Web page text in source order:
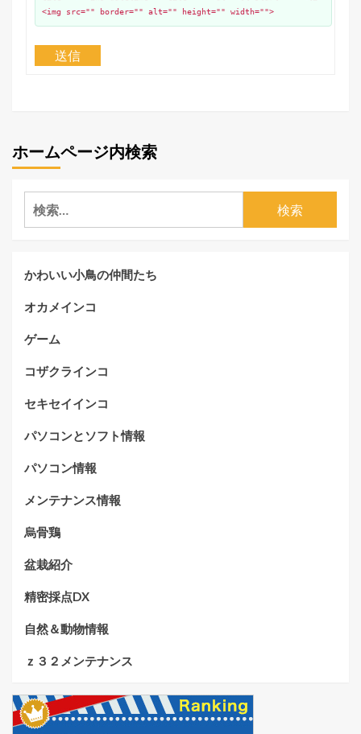
<img src="" border="" alt="" height="" width="">
送信
ホームページ内検索
検
索:
かわいい小鳥の仲間たち
オカメインコ
ゲーム
コザクラインコ
セキセイインコ
パソコンとソフト情報
パソコン情報
メンテナンス情報
烏骨鶏
盆栽紹介
精密採点DX
自然＆動物情報
ｚ３２メンテナンス